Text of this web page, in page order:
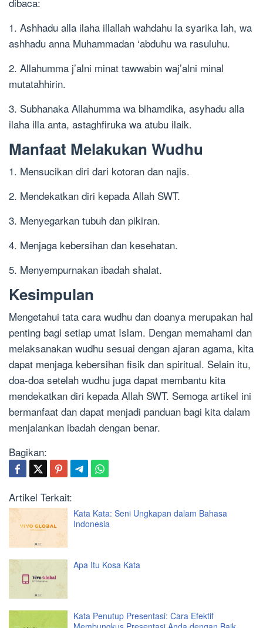
1. Ashhadu alla ilaha illallah wahdahu la syarika lah, wa
ashhadu anna Muhammadan ‘abduhu wa rasuluhu.
2. Allahumma j’alni minat tawwabin waj’alni minal
mutatahhirin.
3. Subhanaka Allahumma wa bihamdika, asyhadu alla
ilaha illa anta, astaghfiruka wa atubu ilaik.
Manfaat Melakukan Wudhu
1. Mensucikan diri dari kotoran dan najis.
2. Mendekatkan diri kepada Allah SWT.
3. Menyegarkan tubuh dan pikiran.
4. Menjaga kebersihan dan kesehatan.
5. Menyempurnakan ibadah shalat.
Kesimpulan
Mengetahui tata cara wudhu dan doanya merupakan hal
penting bagi setiap umat Islam. Dengan memahami dan
melaksanakan wudhu sesuai dengan ajaran agama, kita
dapat menjaga kebersihan fisik dan spiritual. Selain itu,
doa-doa setelah wudhu juga dapat membantu kita
mendekatkan diri kepada Allah SWT. Semoga artikel ini
bermanfaat dan dapat menjadi panduan bagi kita dalam
menjalankan ibadah dengan benar.
Bagikan:
Artikel Terkait:
Kata Kata: Seni Ungkapan dalam Bahasa
Indonesia
Apa Itu Kosa Kata
Kata Penutup Presentasi: Cara Efektif